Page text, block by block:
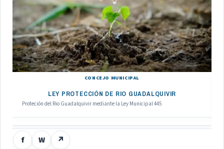
CONCEJO MUNICIPAL
LEY PROTECCIÓN DE RIO GUADALQUIVIR
Proteción del Rio Guadalquivir mediante la Ley Municipal 445
f W ↗